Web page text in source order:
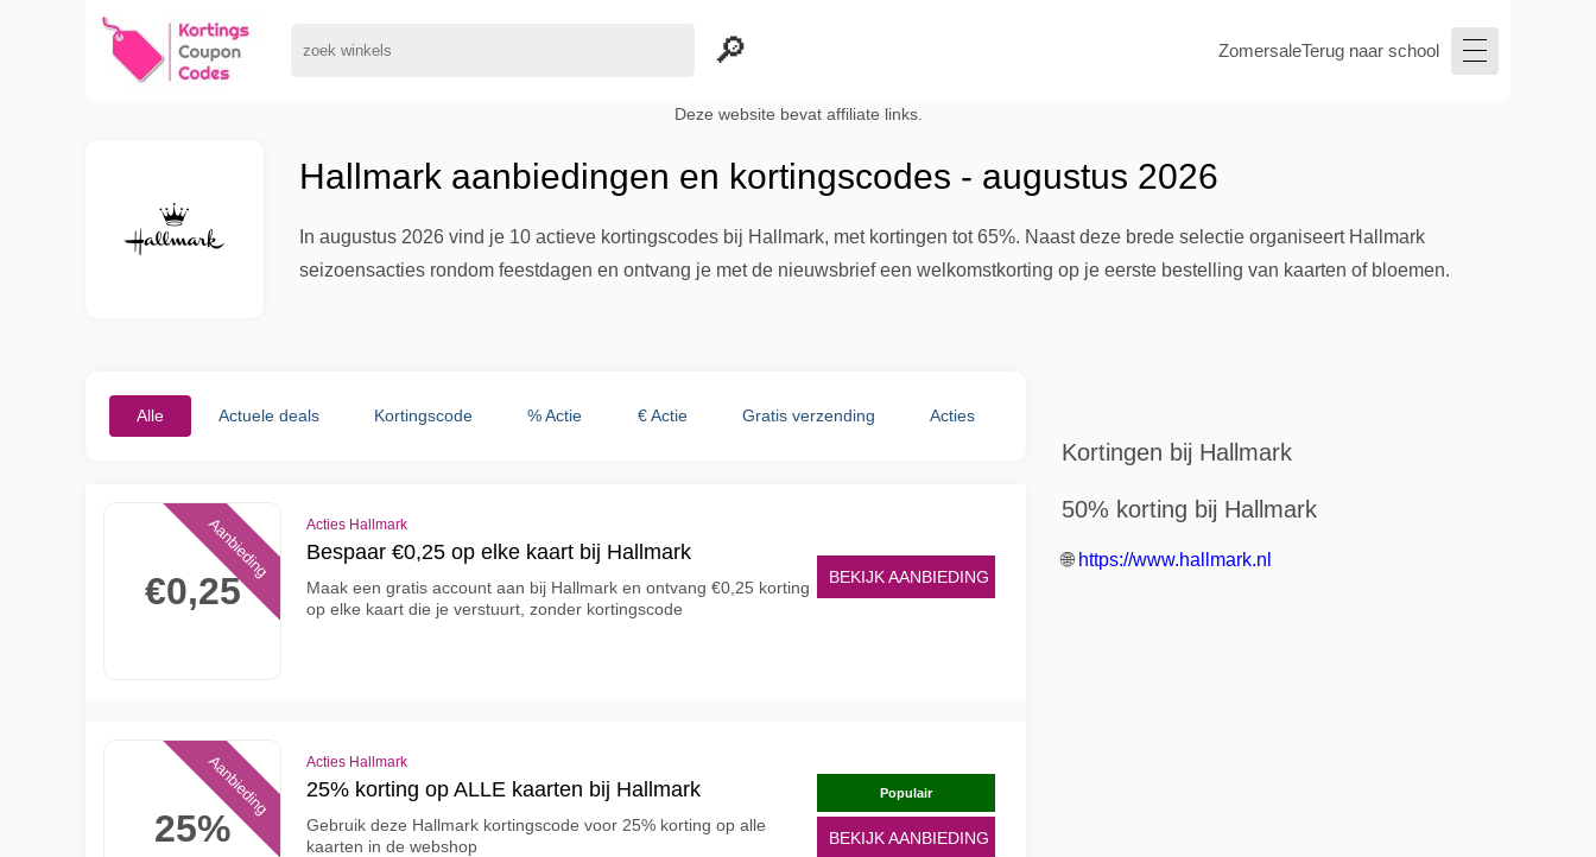
ZomersaleTerug naar school
Deze website bevat affiliate links.
Hallmark aanbiedingen en kortingscodes - augustus 2026
In augustus 2026 vind je 10 actieve kortingscodes bij Hallmark, met kortingen tot 65%. Naast deze brede selectie organiseert Hallmark
seizoensacties rondom feestdagen en ontvang je met de nieuwsbrief een welkomstkorting op je eerste bestelling van kaarten of bloemen.
Alle Actuele deals Kortingscode % Actie € Actie Gratis verzending Acties
€0,25
Aanbieding Acties Hallmark
Bespaar €0,25 op elke kaart bij Hallmark
Maak een gratis account aan bij Hallmark en ontvang €0,25 korting
op elke kaart die je verstuurt, zonder kortingscode
BEKIJK AANBIEDING
25%
Aanbieding Acties Hallmark
25% korting op ALLE kaarten bij Hallmark
Gebruik deze Hallmark kortingscode voor 25% korting op alle
kaarten in de webshop
Populair
BEKIJK AANBIEDING
Kortingen bij Hallmark
50% korting bij Hallmark
🌐 https://www.hallmark.nl